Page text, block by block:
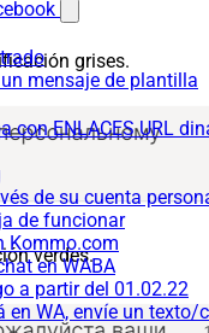
mensaje de plantilla
con ENLACES URL
de su cuenta
de funcionar
Kommo.com
en WABA
a partir del 01.02.22
en WA, envíe un
grises.
verdes.